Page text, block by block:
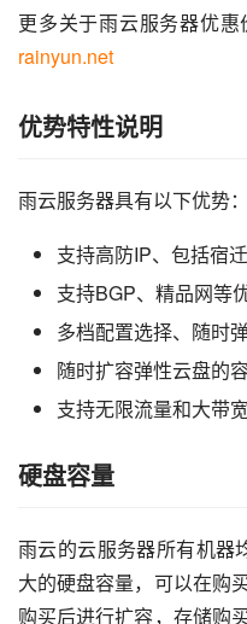
更多关于雨云服务器优惠
rainyun.net
优势特性说明
雨云服务器具有以下优势：
支持高防IP、包括宿
支持BGP、精品网等
多档配置选择、随时
随时扩容弹性云盘的
支持无限流量和大带
硬盘容量
雨云的云服务器所有机器
大的硬盘容量，可以在购
购买后进行扩容，存储购